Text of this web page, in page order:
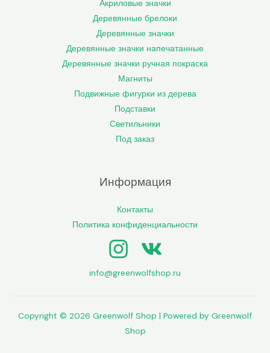
Акриловые значки
Деревянные брелоки
Деревянные значки
Деревянные значки напечатанные
Деревянные значки ручная покраска
Магниты
Подвижные фигурки из дерева
Подставки
Светильники
Под заказ
Информация
Контакты
Политика конфиденциальности
info@greenwolfshop.ru
Copyright © 2026 Greenwolf Shop | Powered by Greenwolf
Shop